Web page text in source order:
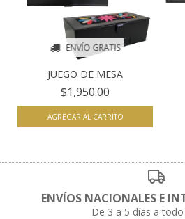
ENVÍO GRATIS
JUEGO DE MESA
$1,950.00
ENVÍOS NACIONALES E
De 3 a 5 días a